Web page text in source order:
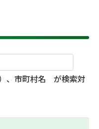
、市町村名 が検索対